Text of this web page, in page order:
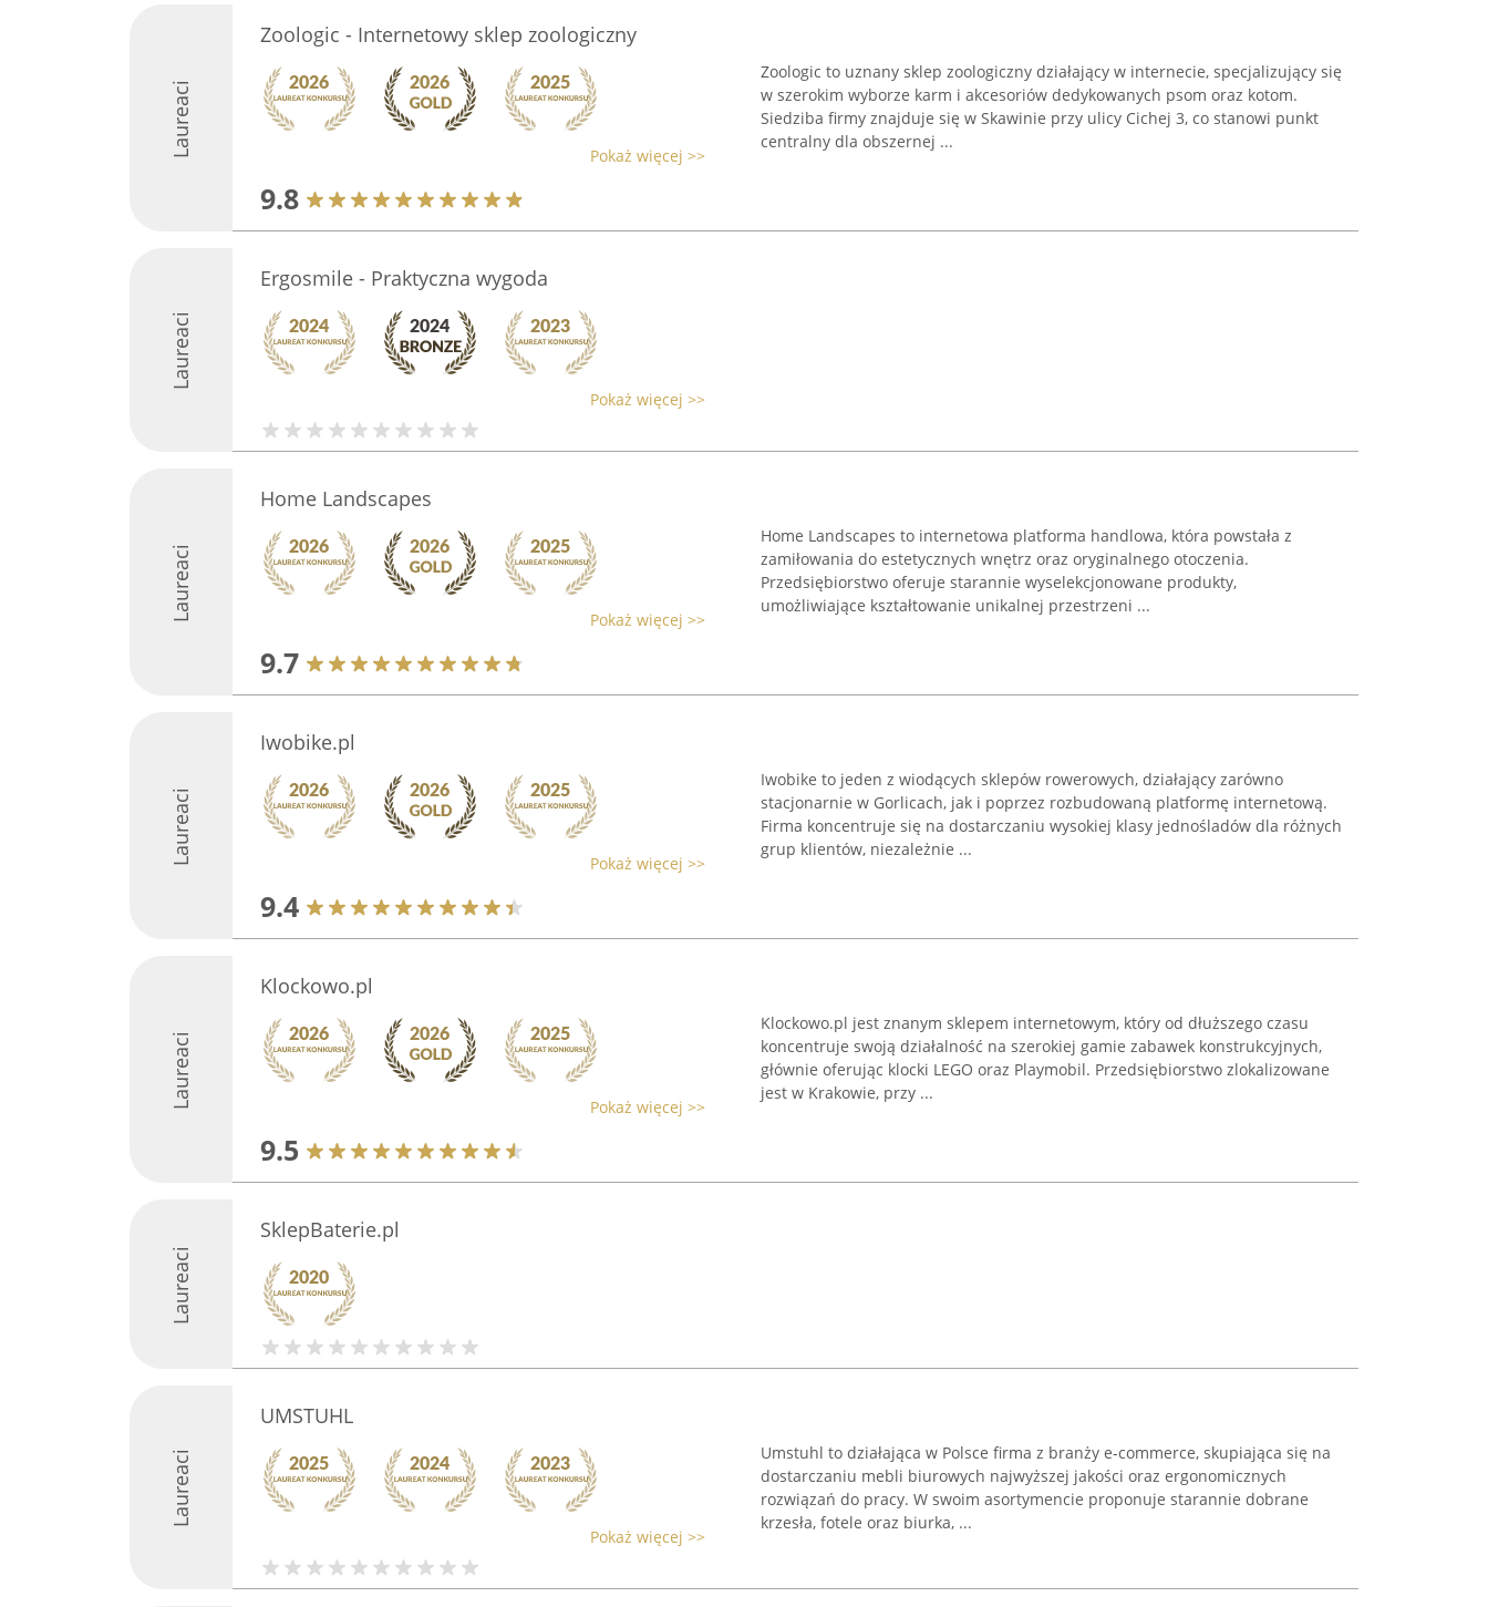
Laureaci
Zoologic - Internetowy sklep zoologiczny
Pokaż więcej >>
9.8
Zoologic to uznany sklep zoologiczny działający w internecie, specjalizujący się
w szerokim wyborze karm i akcesoriów dedykowanych psom oraz kotom.
Siedziba firmy znajduje się w Skawinie przy ulicy Cichej 3, co stanowi punkt
centralny dla obszernej ...
Laureaci
Ergosmile - Praktyczna wygoda
Pokaż więcej >>
Laureaci
Home Landscapes
Pokaż więcej >>
9.7
Home Landscapes to internetowa platforma handlowa, która powstała z
zamiłowania do estetycznych wnętrz oraz oryginalnego otoczenia.
Przedsiębiorstwo oferuje starannie wyselekcjonowane produkty,
umożliwiające kształtowanie unikalnej przestrzeni ...
Laureaci
Iwobike.pl
Pokaż więcej >>
9.4
Iwobike to jeden z wiodących sklepów rowerowych, działający zarówno
stacjonarnie w Gorlicach, jak i poprzez rozbudowaną platformę internetową.
Firma koncentruje się na dostarczaniu wysokiej klasy jednośladów dla różnych
grup klientów, niezależnie ...
Laureaci
Klockowo.pl
Pokaż więcej >>
9.5
Klockowo.pl jest znanym sklepem internetowym, który od dłuższego czasu
koncentruje swoją działalność na szerokiej gamie zabawek konstrukcyjnych,
głównie oferując klocki LEGO oraz Playmobil. Przedsiębiorstwo zlokalizowane
jest w Krakowie, przy ...
Laureaci
SklepBaterie.pl
Laureaci
UMSTUHL
Pokaż więcej >>
Umstuhl to działająca w Polsce firma z branży e-commerce, skupiająca się na
dostarczaniu mebli biurowych najwyższej jakości oraz ergonomicznych
rozwiązań do pracy. W swoim asortymencie proponuje starannie dobrane
krzesła, fotele oraz biurka, ...